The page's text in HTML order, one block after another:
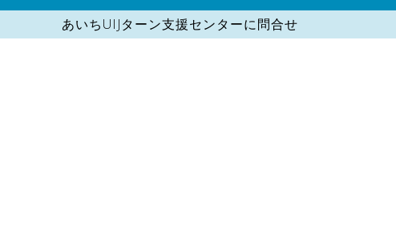
あいちUIJターン支援センターに問合せ